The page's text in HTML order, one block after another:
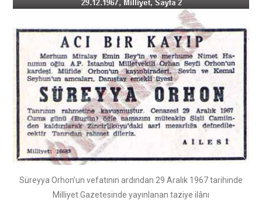
Süreyya Orhon’un vefatının ardından 29 Aralık 1967 tarihinde
Milliyet Gazetesinde yayınlanan taziye ilânı